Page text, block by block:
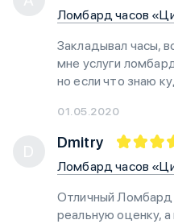
Ломбард часов
Закладывал часы,
мне услуги
но если что знаю
01.05.2020
Dmitry
Ломбард часов
Отличный
реальную оценку,